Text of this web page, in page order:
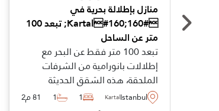
منازل بإطلالة بحرية في
#160;Kartal#160; تبعد 100
متر عن الساحل
تبعد 100 متر فقط عن البحر مع
إطلالات بانورامية من الشرفات
الملحقة، هذه الشقق الحديثة
معروضة للبيع في
Istanbul
Kartal
1
1 81 م2